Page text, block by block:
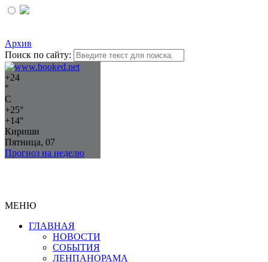
Архив
Поиск по сайту:
+24
°
C
+25°
+14°
Кириши
Пятница, 07
Прогноз на неделю
МЕНЮ
ГЛАВНАЯ
НОВОСТИ
СОБЫТИЯ
ЛЕНПАНОРАМА